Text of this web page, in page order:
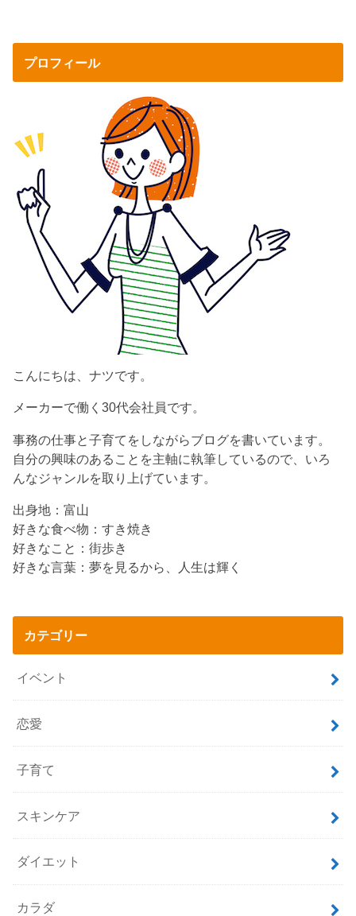
プロフィール
こんにちは、ナツです。
メーカーで働く30代会社員です。
事務の仕事と子育てをしながらブログを書いています。
自分の興味のあることを主軸に執筆しているので、いろ
んなジャンルを取り上げています。
出身地：富山
好きな食べ物：すき焼き
好きなこと：街歩き
好きな言葉：夢を見るから、人生は輝く
カテゴリー
イベント
恋愛
子育て
スキンケア
ダイエット
カラダ